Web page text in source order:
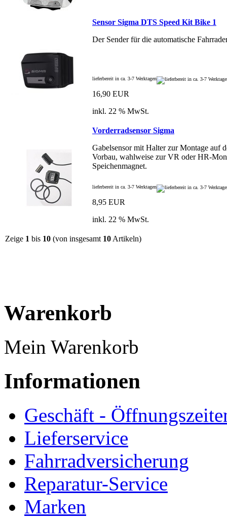
Sensor Sigma DTS Speed Kit Bike 1
Der Sender für die automatische
lieferbereit in ca. 3-7 Werktagen
16,90 EUR
inkl. 22 % MwSt.
Vorderradsensor Sigma
Gabelsensor mit Halter zur Montage auf
Vorbau, wahlweise zur VR oder HR-
Speichenmagnet.
lieferbereit in ca. 3-7 Werktagen
8,95 EUR
inkl. 22 % MwSt.
Zeige 1 bis 10 (von insgesamt 10 Artikeln)
Warenkorb
Mein Warenkorb
Informationen
Geschäft -
Lieferservice
Fahrradversicherung
Reparatur-Service
Marken